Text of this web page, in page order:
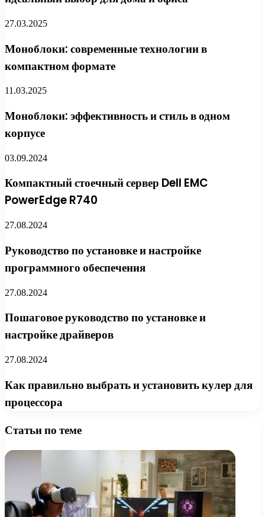
27.03.2025
Моноблоки: современные технологии в
компактном формате
11.03.2025
Моноблоки: эффективность и стиль в одном
корпусе
03.09.2024
Компактный стоечный сервер Dell EMC
PowerEdge R740
27.08.2024
Руководство по установке и настройке
программного обеспечения
27.08.2024
Пошаговое руководство по установке и
настройке драйверов
27.08.2024
Как правильно выбрать и установить кулер для
процессора
Статьи по теме